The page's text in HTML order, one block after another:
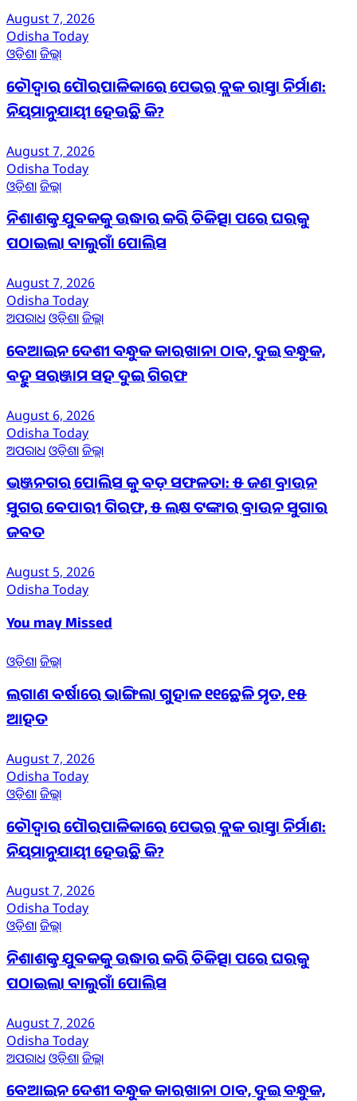
August 7, 2026
Odisha Today
ଓଡ଼ିଶାଜିଲ୍ଲା
ଚୌଦ୍ୱାର ପୌରପାଳିକାରେ ପେଭର ବ୍ଲକ ରାସ୍ତା ନିର୍ମାଣ:
ନିୟମାନୁଯାୟୀ ହେଉଛି କି?
August 7, 2026
Odisha Today
ଓଡ଼ିଶାଜିଲ୍ଲା
ନିଶାଶକ୍ତ ଯୁବକକୁ ଉଦ୍ଧାର କରି ଚିକିତ୍ସା ପରେ ଘରକୁ
ପଠାଇଲା ବାଲୁଗାଁ ପୋଲିସ
August 7, 2026
Odisha Today
ଅପରାଧ ଓଡ଼ିଶାଜିଲ୍ଲା
ବେଆଇନ ଦେଶୀ ବନ୍ଧୁକ କାରଖାନା ଠାବ, ଦୁଇ ବନ୍ଧୁକ,
ବହୁ ସରଞ୍ଜାମ ସହ ଦୁଇ ଗିରଫ
August 6, 2026
Odisha Today
ଅପରାଧ ଓଡ଼ିଶାଜିଲ୍ଲା
ଭଞ୍ଜନଗର ପୋଲିସ କୁ ବଡ଼ ସଫଳତା: ୫ ଜଣ ବ୍ରାଉନ
ସୁଗର ବେପାରୀ ଗିରଫ, ୫ ଲକ୍ଷ ଟଙ୍କାର ବ୍ରାଉନ ସୁଗାର
ଜବତ
August 5, 2026
Odisha Today
You may Missed
ଓଡ଼ିଶାଜିଲ୍ଲା
ଲଗାଣ ବର୍ଷାରେ ଭାଙ୍ଗିଲା ଗୁହାଳ ୧୧ଛେଳି ମୃତ, ୧୫
ଆହତ
August 7, 2026
Odisha Today
ଓଡ଼ିଶାଜିଲ୍ଲା
ଚୌଦ୍ୱାର ପୌରପାଳିକାରେ ପେଭର ବ୍ଲକ ରାସ୍ତା ନିର୍ମାଣ:
ନିୟମାନୁଯାୟୀ ହେଉଛି କି?
August 7, 2026
Odisha Today
ଓଡ଼ିଶାଜିଲ୍ଲା
ନିଶାଶକ୍ତ ଯୁବକକୁ ଉଦ୍ଧାର କରି ଚିକିତ୍ସା ପରେ ଘରକୁ
ପଠାଇଲା ବାଲୁଗାଁ ପୋଲିସ
August 7, 2026
Odisha Today
ଅପରାଧ ଓଡ଼ିଶାଜିଲ୍ଲା
ବେଆଇନ ଦେଶୀ ବନ୍ଧୁକ କାରଖାନା ଠାବ, ଦୁଇ ବନ୍ଧୁକ,